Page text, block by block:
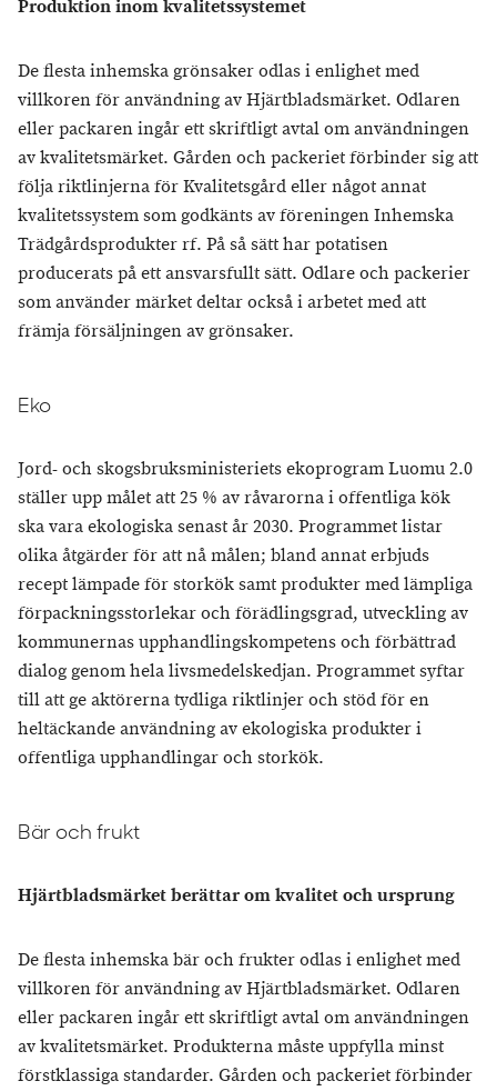
Produktion inom kvalitetssystemet
De flesta inhemska grönsaker odlas i enlighet med
villkoren för användning av Hjärtbladsmärket. Odlaren
eller packaren ingår ett skriftligt avtal om användningen
av kvalitetsmärket. Gården och packeriet förbinder sig att
följa riktlinjerna för Kvalitetsgård eller något annat
kvalitetssystem som godkänts av föreningen Inhemska
Trädgårdsprodukter rf. På så sätt har potatisen
producerats på ett ansvarsfullt sätt. Odlare och packerier
som använder märket deltar också i arbetet med att
främja försäljningen av grönsaker.
Eko
Jord- och skogsbruksministeriets ekoprogram Luomu 2.0
ställer upp målet att 25 % av råvarorna i offentliga kök
ska vara ekologiska senast år 2030. Programmet listar
olika åtgärder för att nå målen; bland annat erbjuds
recept lämpade för storkök samt produkter med lämpliga
förpackningsstorlekar och förädlingsgrad, utveckling av
kommunernas upphandlingskompetens och förbättrad
dialog genom hela livsmedelskedjan. Programmet syftar
till att ge aktörerna tydliga riktlinjer och stöd för en
heltäckande användning av ekologiska produkter i
offentliga upphandlingar och storkök.
Bär och frukt
Hjärtbladsmärket berättar om kvalitet och ursprung
De flesta inhemska bär och frukter odlas i enlighet med
villkoren för användning av Hjärtbladsmärket. Odlaren
eller packaren ingår ett skriftligt avtal om användningen
av kvalitetsmärket. Produkterna måste uppfylla minst
förstklassiga standarder. Gården och packeriet förbinder